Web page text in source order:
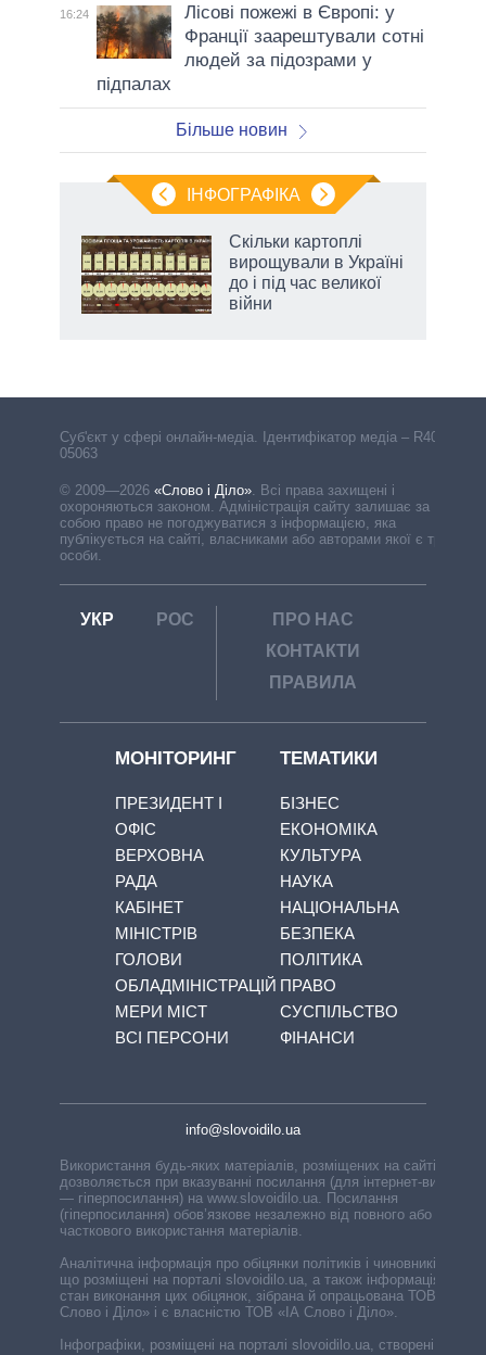
16:24
Лісові пожежі в Європі: у
Франції заарештували сотні
людей за підозрами у
підпалах
Більше новин
ІНФОГРАФІКА
Скільки картоплі
вирощували в Україні
до і під час великої
війни
Cуб'єкт у сфері онлайн-медіа. Ідентифікатор медіа – R40-
05063
© 2009—2026 «Слово і Діло»
Всі права захищені і
охороняються законом. Адміністрація сайту залишає за
собою право не погоджуватися з інформацією, яка
публікується на сайті, власниками або авторами якої є треті
особи.
УКР РОС
ПРО НАС
КОНТАКТИ
ПРАВИЛА
МОНІТОРИНГ
ПРЕЗИДЕНТ І
ОФІС
ВЕРХОВНА
РАДА
КАБІНЕТ
МІНІСТРІВ
ГОЛОВИ
ОБЛАДМІНІСТРАЦІЙ
МЕРИ МІСТ
ВСІ ПЕРСОНИ
ТЕМАТИКИ
БІЗНЕС
ЕКОНОМІКА
КУЛЬТУРА
НАУКА
НАЦІОНАЛЬНА
БЕЗПЕКА
ПОЛІТИКА
ПРАВО
СУСПІЛЬСТВО
ФІНАНСИ
info@slovoidilo.ua
Використання будь-яких матеріалів, розміщених на сайті,
дозволяється при вказуванні посилання (для інтернет-видань
— гіперпосилання) на www.slovoidilo.ua. Посилання
(гіперпосилання) обов’язкове незалежно від повного або
часткового використання матеріалів.
Аналітична інформація про обіцянки політиків і чиновників,
що розміщені на порталі slovoidilo.ua, а також інформація про
стан виконання цих обіцянок, зібрана й опрацьована ТОВ «ІА
Слово і Діло» і є власністю ТОВ «ІА Слово і Діло».
Інфографіки, розміщені на порталі slovoidilo.ua, створені ГО